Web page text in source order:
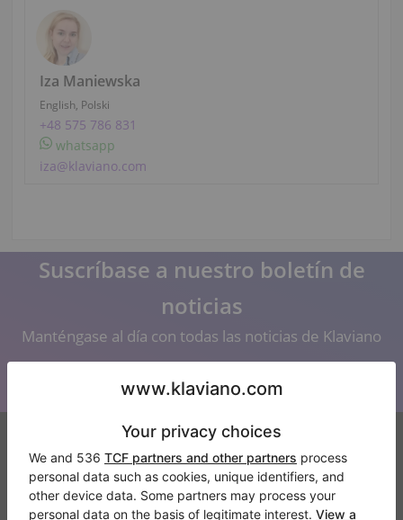
Iza Maniewska
English, Polski
+48 575 786 831
whatsapp
iza@klaviano.com
Suscríbase a nuestro boletín de
noticias
Manténgase al día con todas las noticias de Klaviano
Klaviano
FAQ